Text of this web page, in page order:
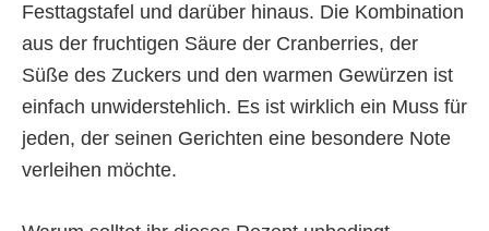
Festtagstafel und darüber hinaus. Die Kombination
aus der fruchtigen Säure der Cranberries, der
Süße des Zuckers und den warmen Gewürzen ist
einfach unwiderstehlich. Es ist wirklich ein Muss für
jeden, der seinen Gerichten eine besondere Note
verleihen möchte.